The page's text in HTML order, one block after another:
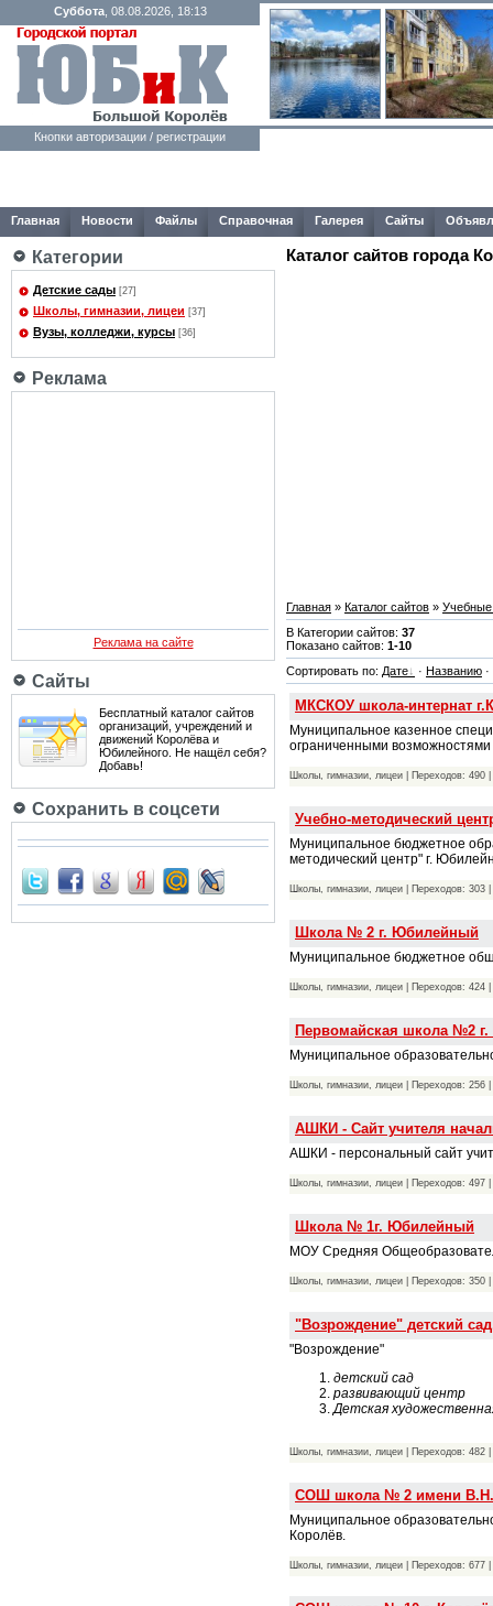
Суббота, 08.08.2026, 18:13
Кнопки авторизации / регистрации
Главная Новости Файлы Справочная Галерея Сайты
Категории
Детские сады [27]
Школы, гимназии, лицеи [37]
Вузы, колледжи, курсы [36]
Реклама
Реклама на сайте
Сайты
Бесплатный каталог сайтов
организаций, учреждений и
движений Королёва и
Юбилейного. Не нащёл себя?
Добавь!
Сохранить в соцсети
Каталог сайтов города
Главная » Каталог сайтов » Учебные
В Категории сайтов: 37
Показано сайтов: 1-10
Сортировать по: Дате · Названию ·
МКСКОУ школа-интернат
Муниципальное казенное
ограниченными
Школы, гимназии, лицеи | Переходов: 490
Учебно-методический
Муниципальное бюджетное
методический центр" г.
Школы, гимназии, лицеи | Переходов: 303
Школа № 2 г. Юбилейный
Муниципальное бюджетное
Школы, гимназии, лицеи | Переходов: 424
Первомайская школа №2 г.
Муниципальное
Школы, гимназии, лицеи | Переходов: 256
АШКИ - Сайт учителя
АШКИ - персональный сайт
Школы, гимназии, лицеи | Переходов: 497
Школа № 1г. Юбилейный
МОУ Средняя
Школы, гимназии, лицеи | Переходов: 350
"Возрождение" детский
"Возрождение"
детский сад
развивающий центр
Детская
Школы, гимназии, лицеи | Переходов: 482
СОШ школа № 2 имени В.Н.
Муниципальное
Королёв.
Школы, гимназии, лицеи | Переходов: 677